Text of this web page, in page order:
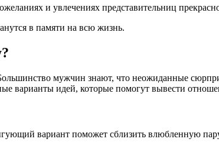
и увлечениях представительниц
в памяти на всю жизнь.
мужчин знают, что неожиданные
варианты идей, которые помогут вывести
вариант поможет сблизить влюбленную